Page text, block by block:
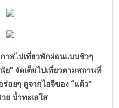
สไปเที่ยวพักผ่อนแบบชิวๆ
ย” จัดเต็มไปเที่ยวตามสถานที่
อยๆ ดูจากไอจีของ “แต้ว”
ย น้ำทะเลใส